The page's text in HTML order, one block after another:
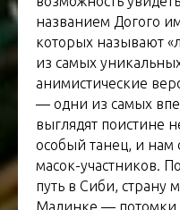
названием Догого
которых называют
из самых
анимистические
— одни из самых
выглядят поистине
особый танец, и нам
масок-участников.
путь в Сиби, страну
Малинке — потомки